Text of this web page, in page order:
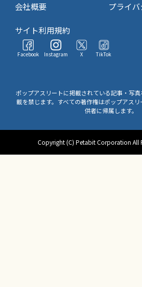
会社概要
プライ
サイト利用規約
Facebook Instagram X TikTok
ポップアスリートに掲載されている記事・写
載を禁じます。すべての著作権はポップアス
供者に帰属します。
Copyright (C) Petabit Corporation All